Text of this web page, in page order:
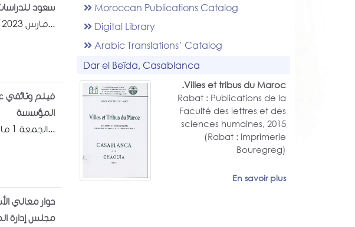
Moroccan Publications Catalog
Digital Library
Arabic Translations’ Catalog
Dar el Beïda, Casablanca
Villes et tribus du Maroc.
Rabat : Publications de la
Faculté des lettres et des
sciences humaines, 2015
(Rabat : Imprimerie
Bouregreg)
En savoir plus
سعود للدراسات
مارس 2023...
فيلم وثائقي
المؤسسة
الجمعة 1 مارس 2024...
حوار معالي
مجلس إدارة